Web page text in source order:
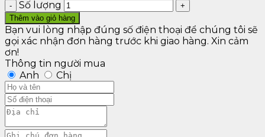
Số lượng
Thêm vào giỏ hàng
Bạn vui lòng nhập đúng số điện thoại để chúng tôi sẽ
gọi xác nhận đơn hàng trước khi giao hàng. Xin cảm
ơn!
Thông tin người mua
Anh
Chị